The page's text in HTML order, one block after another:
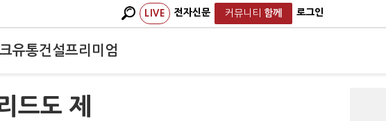
LIVE 전자신문 커뮤니티 함께 로그인
유통건설프리미엄
드도 제